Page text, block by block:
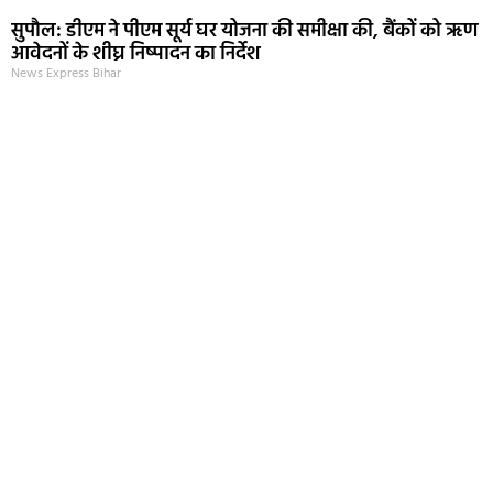
सुपौल: डीएम ने पीएम सूर्य घर योजना की समीक्षा की, बैंकों को ऋण
आवेदनों के शीघ्र निष्पादन का निर्देश
News Express Bihar